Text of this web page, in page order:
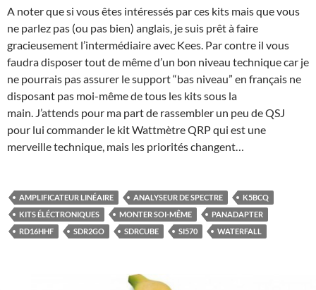
A noter que si vous êtes intéressés par ces kits mais que vous
ne parlez pas (ou pas bien) anglais, je suis prêt à faire
gracieusement l’intermédiaire avec Kees. Par contre il vous
faudra disposer tout de même d’un bon niveau technique car je
ne pourrais pas assurer le support “bas niveau” en français ne
disposant pas moi-même de tous les kits sous la
main. J’attends pour ma part de rassembler un peu de QSJ
pour lui commander le kit Wattmètre QRP qui est une
merveille technique, mais les priorités changent…
AMPLIFICATEUR LINÉAIRE ANALYSEUR DE SPECTRE
K5BCQ
KITS ÉLÉCTRONIQUES
MONTER SOI-MÊME
PANADAPTER
RD16HHF
SDR2GO SDRCUBE SI570 WATERFALL